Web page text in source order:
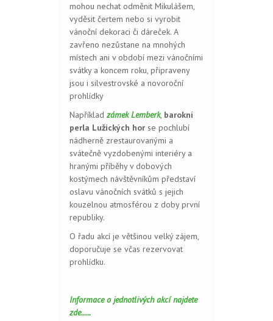
mohou nechat odměnit Mikulášem,
vyděsit čertem nebo si vyrobit
vánoční dekoraci či dáreček. A
zavřeno nezůstane na mnohých
místech ani v období mezi vánočními
svátky a koncem roku, připraveny
jsou i silvestrovské a novoroční
prohlídky
Například zámek Lemberk, barokní
perla Lužických hor se pochlubí
nádherně zrestaurovanými a
svátečně vyzdobenými interiéry a
hranými příběhy v dobových
kostýmech návštěvníkům představí
oslavu vánočních svátků s jejich
kouzelnou atmosférou z doby první
republiky.
O řadu akcí je většinou velký zájem,
doporučuje se včas rezervovat
prohlídku.
Informace o jednotlivých akcí najdete
zde…..